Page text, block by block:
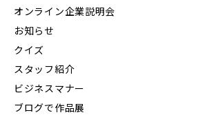
オンライン企業説明会
お知らせ
クイズ
スタッフ紹介
ビジネスマナー
ブログで作品展